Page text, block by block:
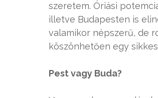
szeretem. Óriási
illetve Budapesten is
valamikor népszerű, de
köszönhetően egy
Pest vagy Buda?